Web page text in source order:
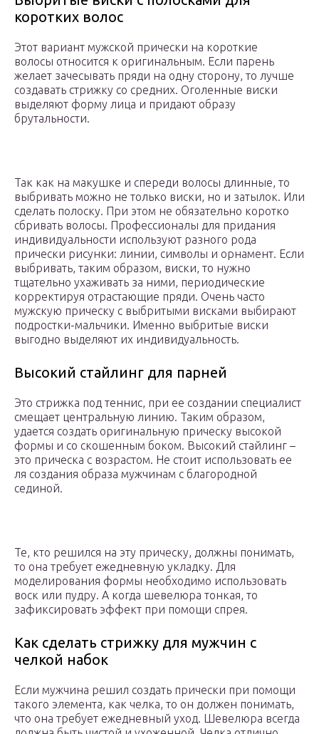
коротких волос
Этот вариант мужской прически на короткие
волосы относится к оригинальным. Если парень
желает зачесывать пряди на одну сторону, то лучше
создавать стрижку со средних. Оголенные виски
выделяют форму лица и придают образу
брутальности.
Так как на макушке и спереди волосы длинные, то
выбривать можно не только виски, но и затылок. Или
сделать полоску. При этом не обязательно коротко
сбривать волосы. Профессионалы для придания
индивидуальности используют разного рода
прически рисунки: линии, символы и орнамент. Если
выбривать, таким образом, виски, то нужно
тщательно ухаживать за ними, периодические
корректируя отрастающие пряди. Очень часто
мужскую прическу с выбритыми висками выбирают
подростки-мальчики. Именно выбритые виски
выгодно выделяют их индивидуальность.
Высокий стайлинг для парней
Это стрижка под теннис, при ее создании специалист
смещает центральную линию. Таким образом,
удается создать оригинальную прическу высокой
формы и со скошенным боком. Высокий стайлинг –
это прическа с возрастом. Не стоит использовать ее
ля создания образа мужчинам с благородной
сединой.
Те, кто решился на эту прическу, должны понимать,
то она требует ежедневную укладку. Для
моделирования формы необходимо использовать
воск или пудру. А когда шевелюра тонкая, то
зафиксировать эффект при помощи спрея.
Как сделать стрижку для мужчин с
челкой набок
Если мужчина решил создать прически при помощи
такого элемента, как челка, то он должен понимать,
что она требует ежедневный уход. Шевелюра всегда